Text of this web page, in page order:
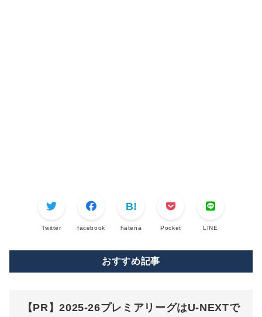
Twitter facebook hatena Pocket LINE
おすすめ記事
【PR】2025-26プレミアリーグはU-NEXTで